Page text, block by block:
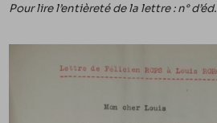
Pour lire l’entièreté de la lettre : n° d’éd.